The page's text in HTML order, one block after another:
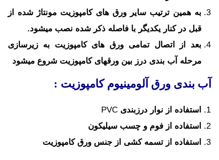
به همین ترتیب سایر ورق های کامپوزیت مونتاژ شده از
قبل در کنار یکدیگر با فاصله ذکر شده نصب می­شود.
بعد از اتصال تمامی ورق های کامپوزیت به زیرسازی
مرحله آب بندی درز بین ورقهای کامپوزیت شروع می­شود
آب بندی ورق آلومینیوم کامپوزیت :
استفاده از نوار درزبندی PVC
استفاده از فوم و چسب سیلیکون
استفاده از تسمه کشی از جنس ورق کامپوزیت